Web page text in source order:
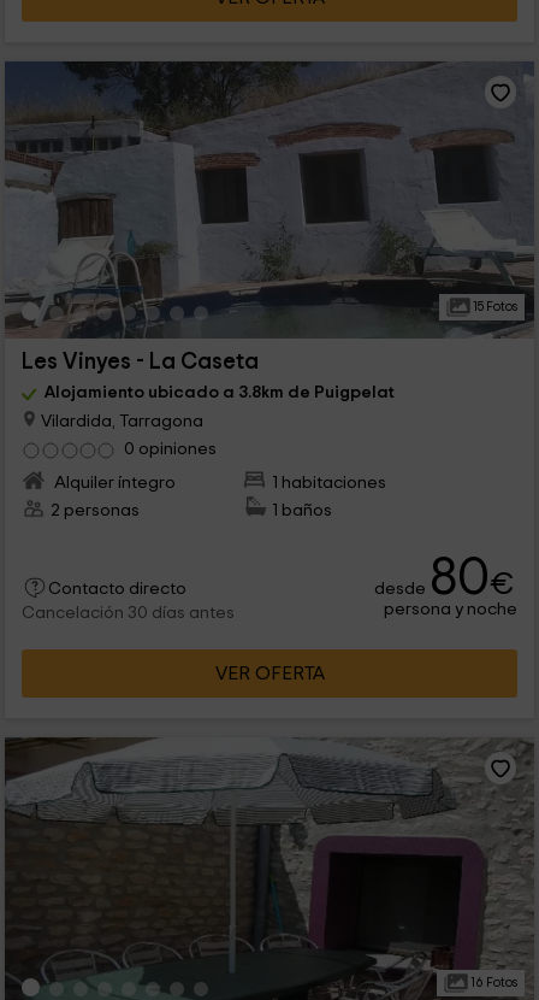
15 Fotos
Les Vinyes - La Caseta
Alojamiento ubicado a 3.8km de Puigpelat
Vilardida, Tarragona
0 opiniones
Alquiler íntegro
1 habitaciones
2 personas
1 baños
Contacto directo
Cancelación 30 días antes
desde 80€
persona y noche
VER OFERTA
16 Fotos